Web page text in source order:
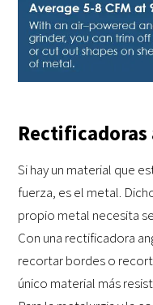
Si hay un material que
fuerza, es el metal.
propio metal necesita
Con una rectificadora
recortar bordes o
único material más